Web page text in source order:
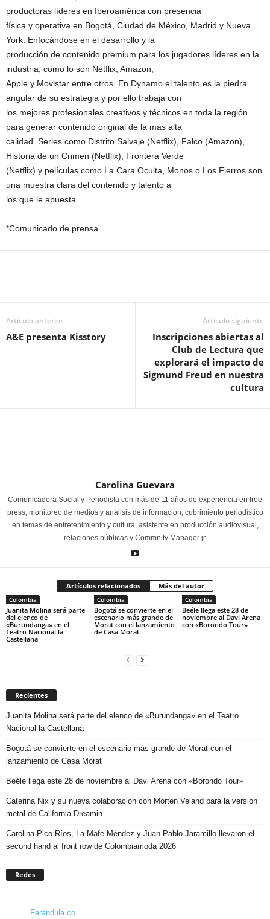
productoras líderes en Iberoamérica con presencia
física y operativa en Bogotá, Ciudad de México, Madrid y Nueva
York. Enfocándose en el desarrollo y la
producción de contenido premium para los jugadores líderes en la
industria, como lo son Netflix, Amazon,
Apple y Movistar entre otros. En Dynamo el talento es la piedra
angular de su estrategia y por ello trabaja con
los mejores profesionales creativos y técnicos en toda la región
para generar contenido original de la más alta
calidad. Series como Distrito Salvaje (Netflix), Falco (Amazon),
Historia de un Crimen (Netflix), Frontera Verde
(Netflix) y películas como La Cara Oculta, Monos o Los Fierros son
una muestra clara del contenido y talento a
los que le apuesta.
*Comunicado de prensa
Artículo anterior
A&E presenta Kisstory
Artículo siguiente
Inscripciones abiertas al
Club de Lectura que
explorará el impacto de
Sigmund Freud en nuestra
cultura
Carolina Guevara
Comunicadora Social y Periodista con más de 11 años de experiencia en free
press, monitoreo de medios y análisis de información, cubrimiento periodístico
en temas de entretenimiento y cultura, asistente en producción audiovisual,
relaciones públicas y Commnity Manager jr.
Artículos relacionados Más del autor
Colombia
Juanita Molina será parte
del elenco de
«Burundanga» en el
Teatro Nacional la
Castellana
Colombia
Bogotá se convierte en el
escenario más grande de
Morat con el lanzamiento
de Casa Morat
Colombia
Beéle llega este 28 de
noviembre al Davi Arena
con «Borondo Tour»
Recientes
Juanita Molina será parte del elenco de «Burundanga» en el Teatro
Nacional la Castellana
Bogotá se convierte en el escenario más grande de Morat con el
lanzamiento de Casa Morat
Beéle llega este 28 de noviembre al Davi Arena con «Borondo Tour»
Caterina Nix y su nueva colaboración con Morten Veland para la versión
metal de California Dreamin
Carolina Pico Ríos, La Mafe Méndez y Juan Pablo Jaramillo llevaron el
second hand al front row de Colombiamoda 2026
Redes
Farandula.co